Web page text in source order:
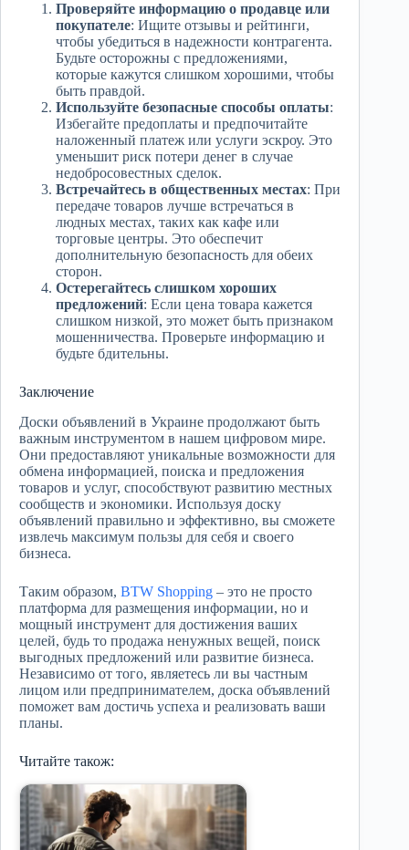
Проверяйте информацию о продавце или
покупателе: Ищите отзывы и рейтинги,
чтобы убедиться в надежности контрагента.
Будьте осторожны с предложениями,
которые кажутся слишком хорошими, чтобы
быть правдой.
Используйте безопасные способы оплаты:
Избегайте предоплаты и предпочитайте
наложенный платеж или услуги эскроу. Это
уменьшит риск потери денег в случае
недобросовестных сделок.
Встречайтесь в общественных местах: При
передаче товаров лучше встречаться в
людных местах, таких как кафе или
торговые центры. Это обеспечит
дополнительную безопасность для обеих
сторон.
Остерегайтесь слишком хороших
предложений: Если цена товара кажется
слишком низкой, это может быть признаком
мошенничества. Проверьте информацию и
будьте бдительны.
Заключение
Доски объявлений в Украине продолжают быть
важным инструментом в нашем цифровом мире.
Они предоставляют уникальные возможности для
обмена информацией, поиска и предложения
товаров и услуг, способствуют развитию местных
сообществ и экономики. Используя доску
объявлений правильно и эффективно, вы сможете
извлечь максимум пользы для себя и своего
бизнеса.
Таким образом, BTW Shopping – это не просто
платформа для размещения информации, но и
мощный инструмент для достижения ваших
целей, будь то продажа ненужных вещей, поиск
выгодных предложений или развитие бизнеса.
Независимо от того, являетесь ли вы частным
лицом или предпринимателем, доска объявлений
поможет вам достичь успеха и реализовать ваши
планы.
Читайте також: